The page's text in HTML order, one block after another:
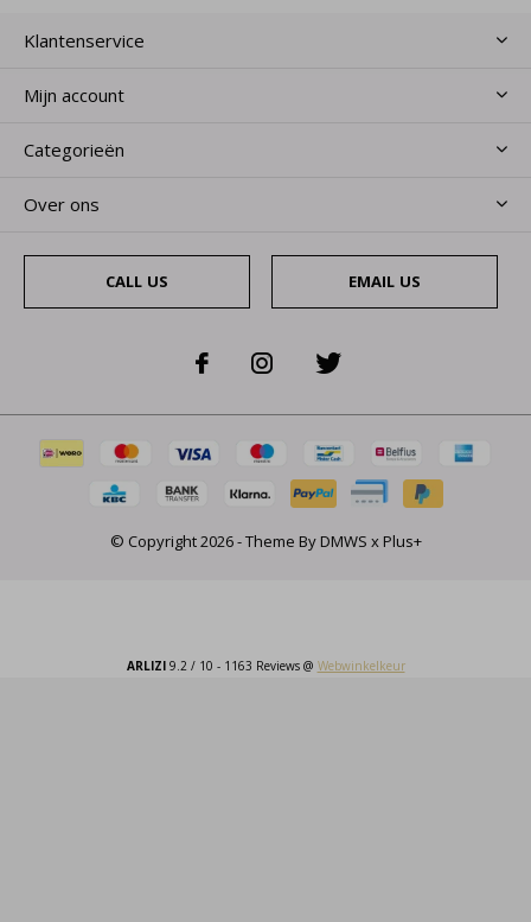
Klantenservice
Mijn account
Categorieën
Over ons
CALL US EMAIL US
© Copyright2026- Theme ByDMWS xPlus+
ARLIZI9.2/ 10 - 1163 Reviews @ Webwinkelkeur